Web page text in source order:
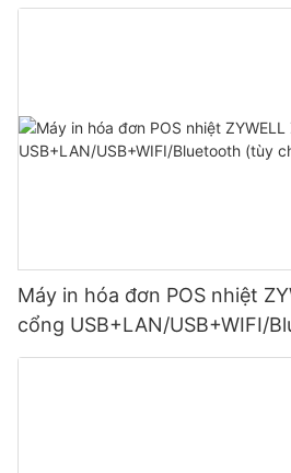
Máy in hóa đơn POS nhiệt
cổng USB+LAN/USB+WIFI/
Màu đen